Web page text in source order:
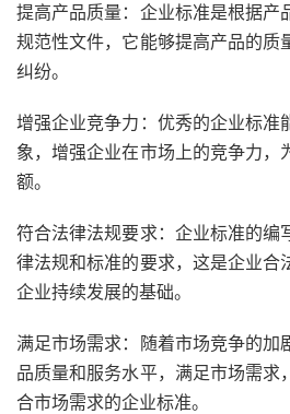
提高产品质量：企业标准是根据产
规范性文件，它能够提高产品的质
纠纷。
增强企业竞争力：优秀的企业标准
象，增强企业在市场上的竞争力，
额。
符合法律法规要求：企业标准的编
律法规和标准的要求，这是企业合
企业持续发展的基础。
满足市场需求：随着市场竞争的加
品质量和服务水平，满足市场需求
合市场需求的企业标准。